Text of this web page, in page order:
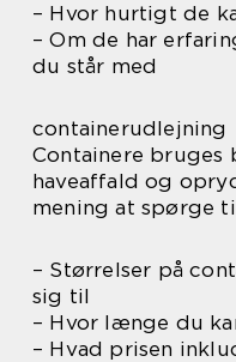
– Hvor hurtigt de
– Om de har
du står med
containerudlejning
Containere
haveaffald og
mening at spørge
– Størrelser på
sig til
– Hvor længe du
– Hvad prisen